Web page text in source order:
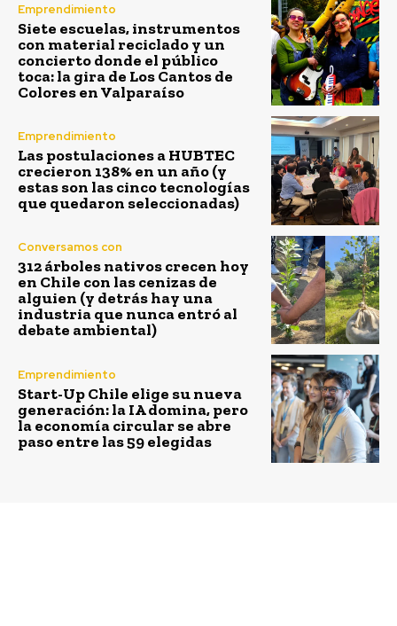
Emprendimiento
Siete escuelas, instrumentos
con material reciclado y un
concierto donde el público
toca: la gira de Los Cantos de
Colores en Valparaíso
Emprendimiento
Las postulaciones a HUBTEC
crecieron 138% en un año (y
estas son las cinco tecnologías
que quedaron seleccionadas)
Conversamos con
312 árboles nativos crecen hoy
en Chile con las cenizas de
alguien (y detrás hay una
industria que nunca entró al
debate ambiental)
Emprendimiento
Start-Up Chile elige su nueva
generación: la IA domina, pero
la economía circular se abre
paso entre las 59 elegidas